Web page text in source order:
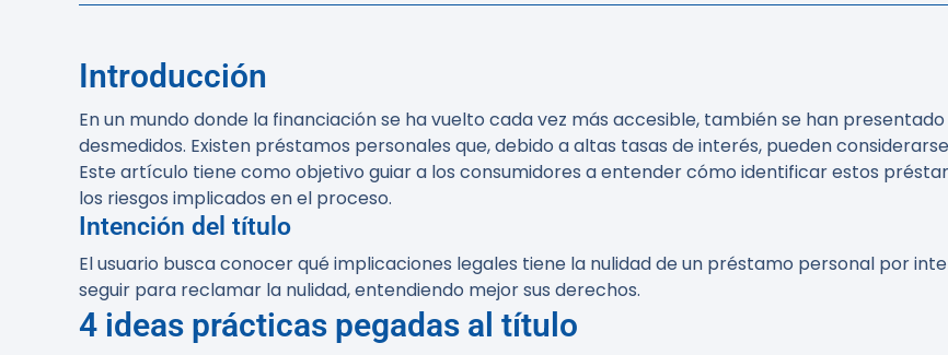
Introducción
En un mundo donde la financiación se ha vuelto cada vez más accesible, también se han
desmedidos. Existen préstamos personales que, debido a altas tasas de interés, pueden
Este artículo tiene como objetivo guiar a los consumidores a entender cómo identificar estos
los riesgos implicados en el proceso.
Intención del título
El usuario busca conocer qué implicaciones legales tiene la nulidad de un préstamo personal por
seguir para reclamar la nulidad, entendiendo mejor sus derechos.
4 ideas prácticas pegadas al título